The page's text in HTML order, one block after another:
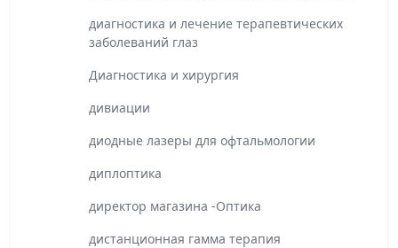
диагностика и лечение терапевтических
заболеваний глаз
Диагностика и хирургия
дивиации
диодные лазеры для офтальмологии
диплоптика
директор магазина -Оптика
дистанционная гамма терапия